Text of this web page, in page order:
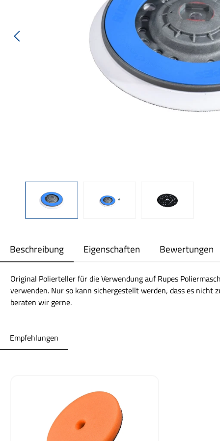
Beschreibung Eigenschaften Bewertungen
Original Polierteller für die Verwendung auf Rupes
verwenden. Nur so kann sichergestellt werden, dass es nicht
beraten wir gerne.
Empfehlungen